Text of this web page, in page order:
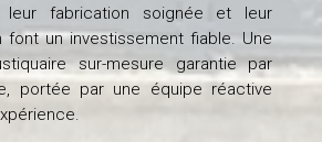
leur fabrication soignée et leur
font un investissement fiable. Une
sur-mesure garantie par
portée par une équipe réactive